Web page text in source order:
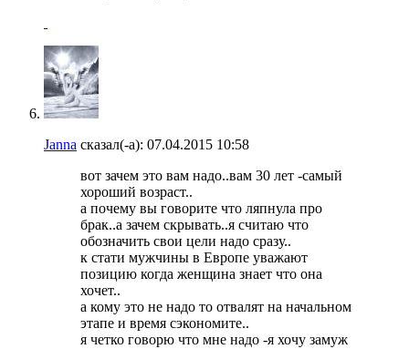
Janna сказал(-а): 07.04.2015 10:58
вот зачем это вам надо..вам 30 лет -самый
хороший возраст..
а почему вы говорите что ляпнула про
брак..а зачем скрывать..я считаю что
обозначить свои цели надо сразу..
к стати мужчины в Европе уважают
позицию когда женщина знает что она
хочет..
а кому это не надо то отвалят на начальном
этапе и время сэкономите..
я четко говорю что мне надо -я хочу замуж